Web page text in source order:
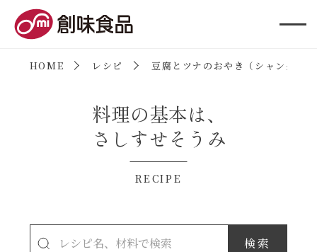
HOME レシピ 豆腐とツナのおやき（シャンタン
料理の基本は、
さしすせそうみ
RECIPE